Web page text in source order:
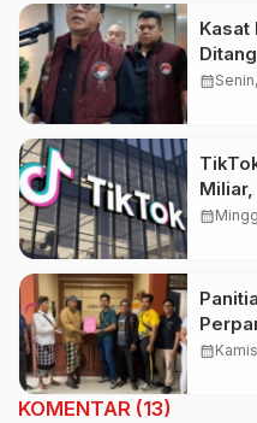
Kasat
calendar_month
calendar_month
calendar_month
KOMENTAR (13)